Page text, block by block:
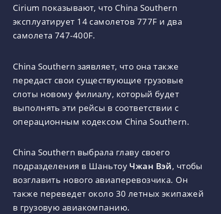
Cirium показывают, что China Southern
эксплуатирует 14 самолетов 777F и два
самолета 747-400F.
China Southern заявляет, что она также
передаст свои существующие грузовые
слоты новому филиалу, который будет
выполнять эти рейсы в соответствии с
операционным кодексом China Southern.
China Southern выбрала главу своего
подразделения в Шаньтоу Чжан Вэй, чтобы
возглавить нового авиаперевозчика. Он
также переведет около 30 летных экипажей
в грузовую авиакомпанию.